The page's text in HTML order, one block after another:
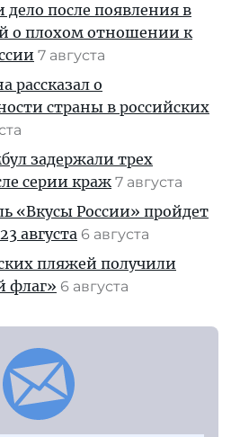
дело после появления в
о плохом отношении к
7 августа
рассказал о
страны в российских
задержали трех
серии краж 7 августа
«Вкусы России» пройдет
августа 6 августа
пляжей получили
флаг» 6 августа